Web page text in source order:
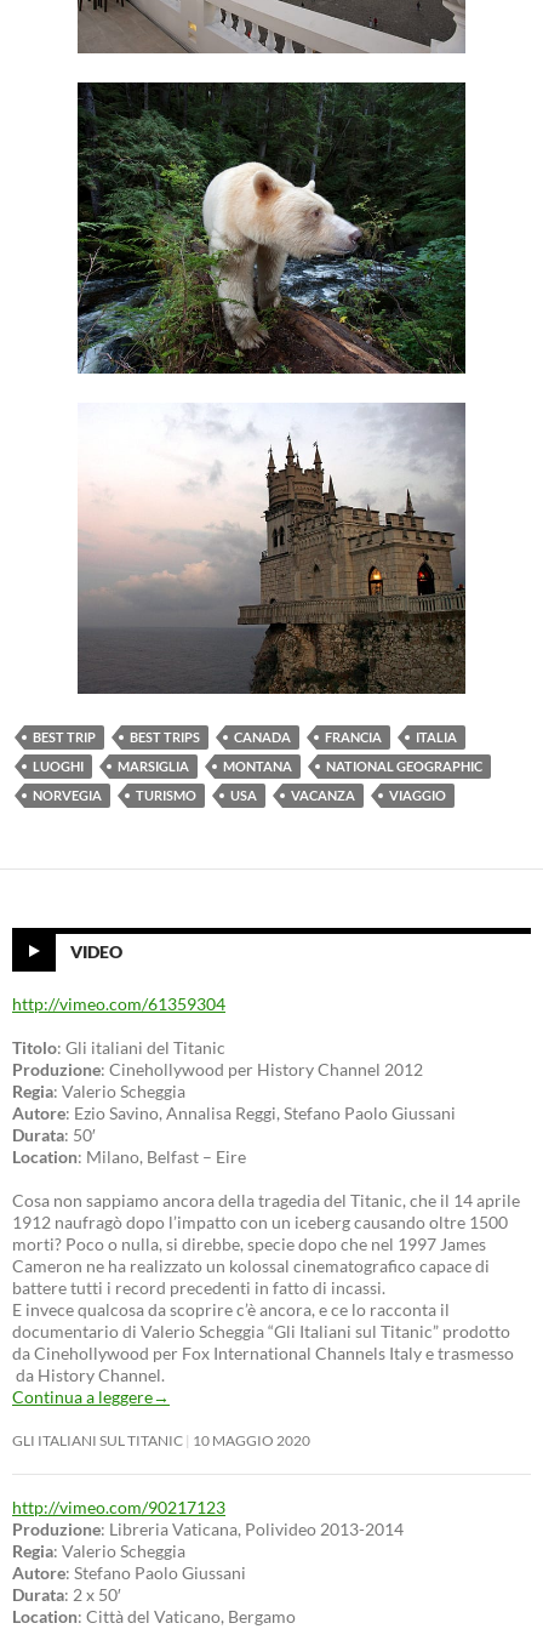
BEST TRIP BEST TRIPS CANADA FRANCIA
ITALIA
LUOGHI
MARSIGLIA MONTANA
NATIONAL GEOGRAPHIC
NORVEGIA
TURISMO USA VACANZA VIAGGIO
VIDEO
http://vimeo.com/61359304
Titolo: Gli italiani del Titanic
Produzione: Cinehollywood per History Channel 2012
Regia: Valerio Scheggia
Autore: Ezio Savino, Annalisa Reggi, Stefano Paolo Giussani
Durata: 50′
Location: Milano, Belfast – Eire
Cosa non sappiamo ancora della tragedia del Titanic, che il 14 aprile
1912 naufragò dopo l’impatto con un iceberg causando oltre 1500
morti? Poco o nulla, si direbbe, specie dopo che nel 1997 James
Cameron ne ha realizzato un kolossal cinematografico capace di
battere tutti i record precedenti in fatto di incassi.
E invece qualcosa da scoprire c’è ancora, e ce lo racconta il
documentario di Valerio Scheggia “Gli Italiani sul Titanic” prodotto
da Cinehollywood per Fox International Channels Italy e trasmesso
da History Channel.
Continua a leggere→
GLI ITALIANI SUL TITANIC 10 MAGGIO 2020
http://vimeo.com/90217123
Produzione: Libreria Vaticana, Polivideo 2013-2014
Regia: Valerio Scheggia
Autore: Stefano Paolo Giussani
Durata: 2 x 50′
Location: Città del Vaticano, Bergamo